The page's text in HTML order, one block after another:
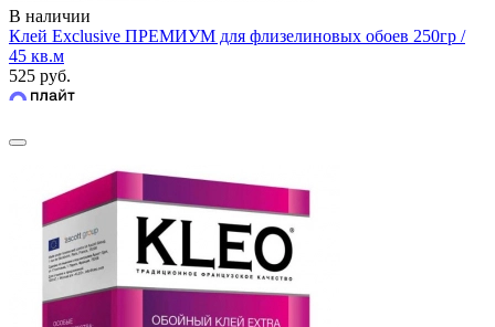
В наличии
Клей Exclusive ПРЕМИУМ для флизелиновых обоев 250гр /
45 кв.м
525 руб.